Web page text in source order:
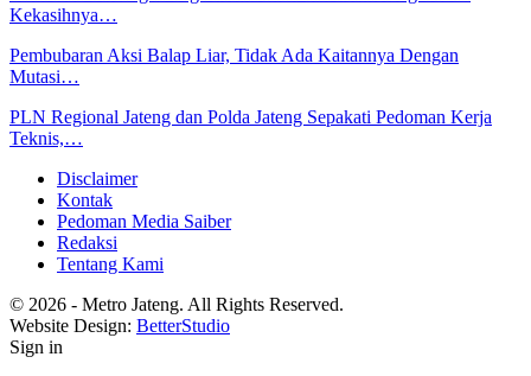
Kekasihnya…
Pembubaran Aksi Balap Liar, Tidak Ada Kaitannya Dengan
Mutasi…
PLN Regional Jateng dan Polda Jateng Sepakati Pedoman Kerja
Teknis,…
Disclaimer
Kontak
Pedoman Media Saiber
Redaksi
Tentang Kami
© 2026 - Metro Jateng. All Rights Reserved.
Website Design: BetterStudio
Sign in